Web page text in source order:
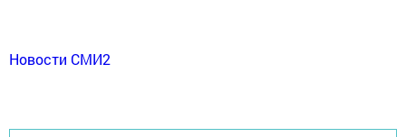
Новости СМИ2